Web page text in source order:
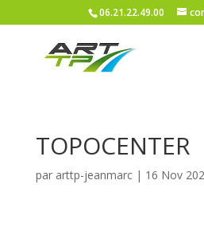
06.21.22.49.00
TOPOCENTER
par arttp-jeanmarc| 16 Nov